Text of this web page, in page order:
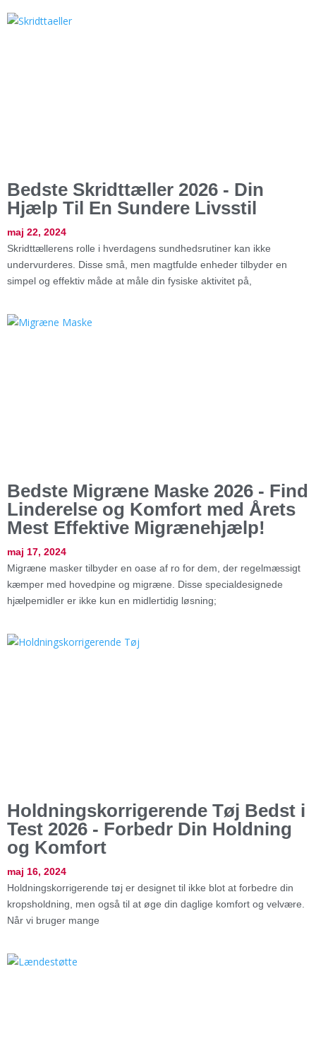
Bedste Skridttæller 2026 - Din
Hjælp Til En Sundere Livsstil
maj 22, 2024
Skridttællerens rolle i hverdagens sundhedsrutiner kan ikke
undervurderes. Disse små, men magtfulde enheder tilbyder en
simpel og effektiv måde at måle din fysiske aktivitet på,
Bedste Migræne Maske 2026 - Find
Linderelse og Komfort med Årets
Mest Effektive Migrænehjælp!
maj 17, 2024
Migræne masker tilbyder en oase af ro for dem, der regelmæssigt
kæmper med hovedpine og migræne. Disse specialdesignede
hjælpemidler er ikke kun en midlertidig løsning;
Holdningskorrigerende Tøj Bedst i
Test 2026 - Forbedr Din Holdning
og Komfort
maj 16, 2024
Holdningskorrigerende tøj er designet til ikke blot at forbedre din
kropsholdning, men også til at øge din daglige komfort og velvære.
Når vi bruger mange